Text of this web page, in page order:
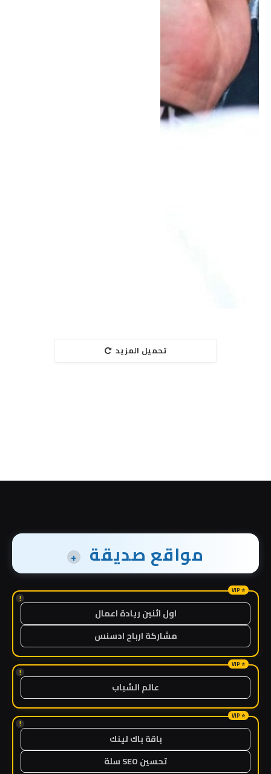
تحميل المزيد
مواقع صديقة +
!
اول اثنين ريادة اعمال
مشاركة ارباح ادسنس
!
عالم الشباب
!
باقة باك لينك
تحسين SEO سلة